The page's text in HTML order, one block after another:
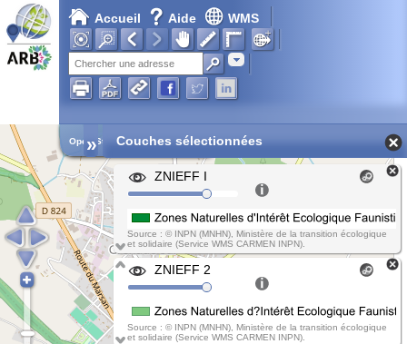
Accueil Aide WMS
Adresse
Chargement en cours...
Open Street Map
» Couches sélectionnées
ZNIEFF I
Source : © INPN (MNHN), Ministère de la transition écologique
et solidaire (Service WMS CARMEN INPN).
ZNIEFF 2
Source : © INPN (MNHN), Ministère de la transition écologique
et solidaire (Service WMS CARMEN INPN).